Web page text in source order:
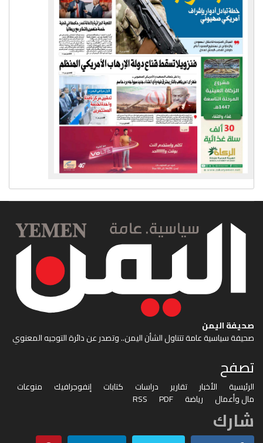
صحيفة اليمن
صحيفة سياسية عامة تتناول الشأن اليمن.. وتصدر عن دائرة التوجيه المعنوي
تصفح
الرئيسية الأخبار تقارير دراسات كتابات إنفوجرافيك
منوعات
مال وأعمال
رياضة PDF
RSS
شارك